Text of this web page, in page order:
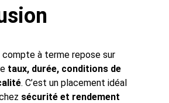
compte à terme repose sur
taux, durée, conditions de
. C’est un placement idéal
sécurité et rendement